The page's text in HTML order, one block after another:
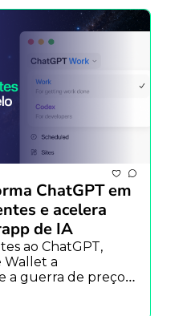
ChatGPT em
e acelera
de IA
ao ChatGPT,
Wallet a
a guerra de preços
intensifica com